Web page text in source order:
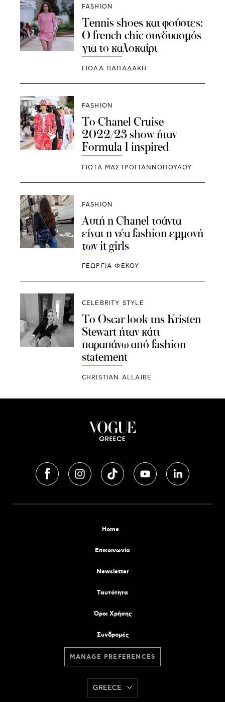
FASHION
Tennis shoes και φούστες:
Ο french chic συνδυασμός
για το καλοκαίρι
ΓΙΌΛΑ ΠΑΠΑΔΆΚΗ
FASHION
To Chanel Cruise
2022/23 show ήταν
Formula 1 inspired
ΓΙΩΤΑ ΜΑΣΤΡΟΓΙΑΝΝΟΠΟΥΛΟΥ
FASHION
Αυτή η Chanel τσάντα
είναι η νέα fashion εμμονή
των it girls
ΓΕΩΡΓΙΑ ΦΕΚΟΥ
CELEBRITY STYLE
To Oscar look της Kristen
Stewart ήταν κάτι
παραπάνω από fashion
statement
CHRISTIAN ALLAIRE
Home
Επικοινωνία
Newsletter
Tαυτότητα
Όροι Χρήσης
Συνδρομές
MANAGE PREFERENCES
GREECE